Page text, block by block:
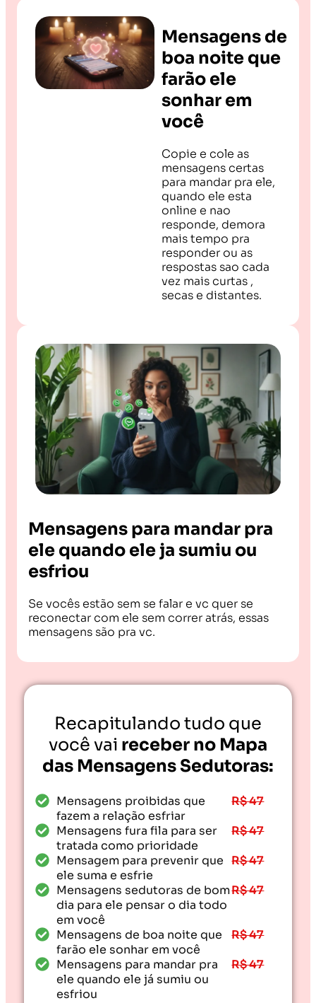
Mensagens de
boa noite que
farão ele
sonhar em
você
Copie e cole as
mensagens certas
para mandar pra ele,
quando ele esta
online e nao
responde, demora
mais tempo pra
responder ou as
respostas sao cada
vez mais curtas ,
secas e distantes.
Mensagens para mandar pra
ele quando ele ja sumiu ou
esfriou
Se vocês estão sem se falar e vc quer se
reconectar com ele sem correr atrás, essas
mensagens são pra vc.
Recapitulando tudo que
você vai receber no Mapa
das Mensagens Sedutoras:
Mensagens proibidas que
fazem a relação esfriar
R$ 47
Mensagens fura fila para ser
tratada como prioridade
R$ 47
Mensagem para prevenir que
ele suma e esfrie
R$ 47
Mensagens sedutoras de bom
dia para ele pensar o dia todo
em você
R$ 47
Mensagens de boa noite que
farão ele sonhar em você
R$ 47
Mensagens para mandar pra
ele quando ele já sumiu ou
esfriou
R$ 47